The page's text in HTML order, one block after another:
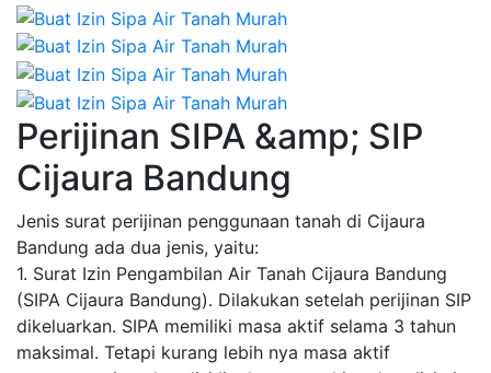
Perijinan SIPA &amp; SIP
Cijaura Bandung
Jenis surat perijinan penggunaan tanah di Cijaura
Bandung ada dua jenis, yaitu:
1. Surat Izin Pengambilan Air Tanah Cijaura Bandung
(SIPA Cijaura Bandung). Dilakukan setelah perijinan SIP
dikeluarkan. SIPA memiliki masa aktif selama 3 tahun
maksimal. Tetapi kurang lebih nya masa aktif